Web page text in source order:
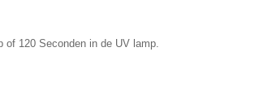
of 120 Seconden in de UV lamp.